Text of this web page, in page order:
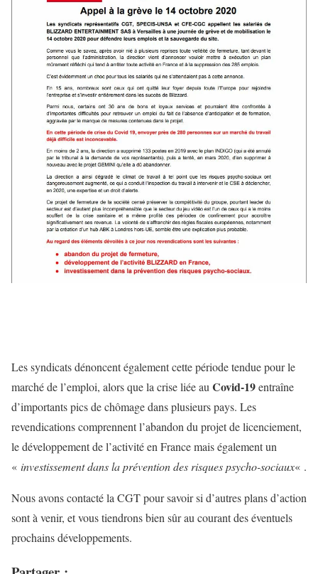
Les syndicats dénoncent également cette période tendue pour le
marché de l’emploi, alors que la crise liée au Covid-19entraîne
d’importants pics de chômage dans plusieurs pays. Les
revendications comprennent l’abandon du projet de licenciement,
le développement de l’activité en France mais également un
« investissement dans la prévention des risques psycho-sociaux« .
Nous avons contacté la CGT pour savoir si d’autres plans d’action
sont à venir, et vous tiendrons bien sûr au courant des éventuels
prochains développements.